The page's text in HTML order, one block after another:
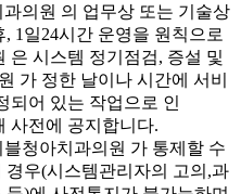
의원 의 업무상 또는 기술상
1일24시간 운영을 원칙으로
은 시스템 정기점검, 증설 및
가 정한 날이나 시간에 서비
되어 있는 작업으로 인
사전에 공지합니다.
청아치과의원 가 통제할 수
우(시스템관리자의 고의,과